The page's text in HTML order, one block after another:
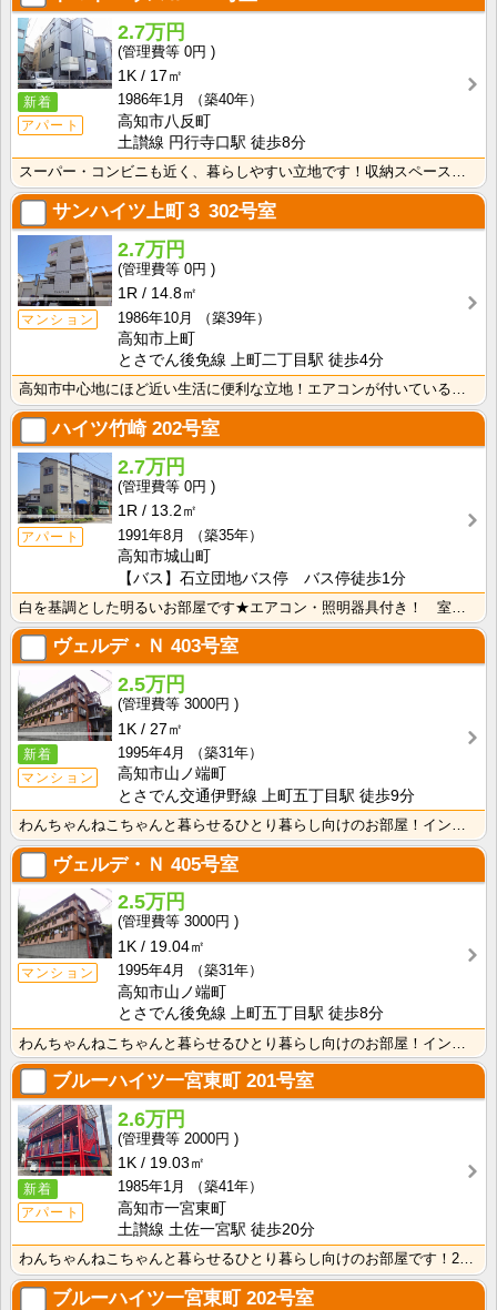
新着
アパート
2.7万円
0円
1K
17㎡
1986年1月
（築40年）
高知市八反町
土讃線 円行寺口駅 徒歩8分
スーパー・コンビニも近く、暮らしやすい立地です！収納スペースあり♪キッチンに窓がついているので、お料･･･
サンハイツ上町３ 302号室
マンション
2.7万円
0円
1R
14.8㎡
1986年10月
（築39年）
高知市上町
とさでん後免線 上町二丁目駅 徒歩4分
高知市中心地にほど近い生活に便利な立地！エアコンが付いているので初期費用の節約になりますね！
ハイツ竹崎202号室
アパート
2.7万円
0円
1R
13.2㎡
1991年8月
（築35年）
高知市城山町
【バス】石立団地バス停 バス停徒歩1分
ヴェルデ・Ｎ 403号室
新着
マンション
2.5万円
3000円
1K
27㎡
1995年4月
（築31年）
高知市山ノ端町
とさでん交通伊野線 上町五丁目駅 徒歩9分
ヴェルデ・Ｎ 405号室
マンション
2.5万円
3000円
1K
19.04㎡
1995年4月
（築31年）
高知市山ノ端町
とさでん後免線 上町五丁目駅 徒歩8分
ブルーハイツ一宮東町201号室
新着
アパート
2.6万円
2000円
1K
19.03㎡
1985年1月
（築41年）
高知市一宮東町
土讃線 土佐一宮駅 徒歩20分
わんちゃんねこちゃんと暮らせるひとり暮らし向けのお部屋です！2026年6月下旬、ネット無料（Wi-F･･･
ブルーハイツ一宮東町202号室